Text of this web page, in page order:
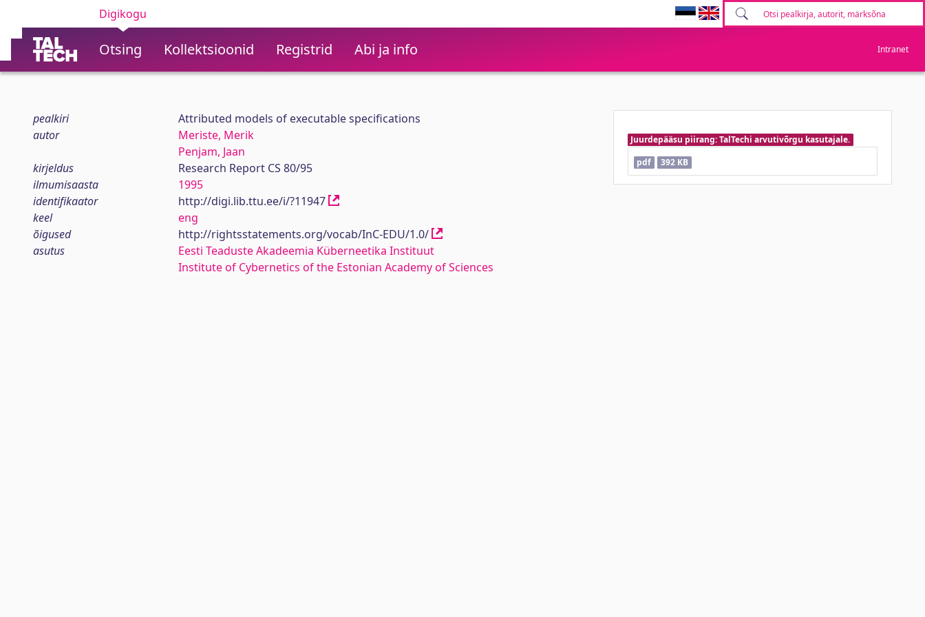
Digikogu
Otsing Kollektsioonid Registrid Abi ja info Intranet
pealkiri
Attributed models of executable specifications
autor
Meriste, Merik
Penjam, Jaan
kirjeldus
Research Report CS 80/95
ilmumisaasta
1995
identifikaator
http://digi.lib.ttu.ee/i/?11947
keel
eng
õigused
http://rightsstatements.org/vocab/InC-EDU/1.0/
asutus
Eesti Teaduste Akadeemia Küberneetika Instituut
Institute of Cybernetics of the Estonian Academy of Sciences
Juurdepääsu piirang: TalTechi arvutivõrgu kasutajale.
pdf
392 KB